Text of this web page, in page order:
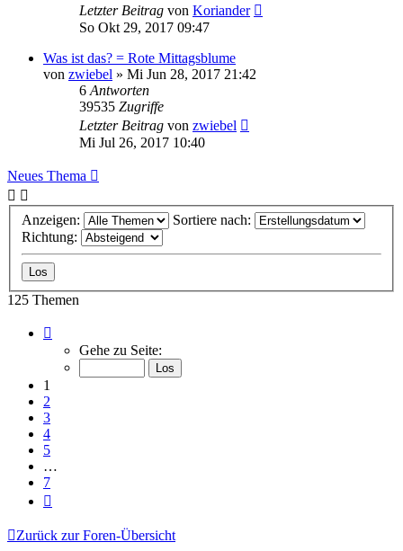
Letzter Beitrag von Koriander
So Okt 29, 2017 09:47
Was ist das? = Rote Mittagsblume
von zwiebel » Mi Jun 28, 2017 21:42
6 Antworten
39535 Zugriffe
Letzter Beitrag von zwiebel
Mi Jul 26, 2017 10:40
Neues Thema
Anzeigen:
Sortiere nach:
Richtung:
125 Themen
von
Gehe zu Seite:
1
2
3
4
5
…
7
Zurück zur Foren-Übersicht